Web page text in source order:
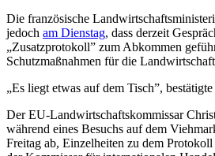
Die französische
jedoch am Dienstag, dass derzeit
„Zusatzprotokoll” zum Abkommen
Schutzmaßnahmen für die
„Es liegt etwas auf dem Tisch”,
Der EU-Landwirtschaftskommissar
während eines Besuchs auf dem
Freitag ab, Einzelheiten zu dem